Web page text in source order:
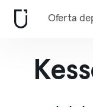
Oferta